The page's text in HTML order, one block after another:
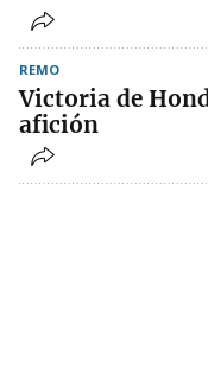
REMO
Victoria de
afición